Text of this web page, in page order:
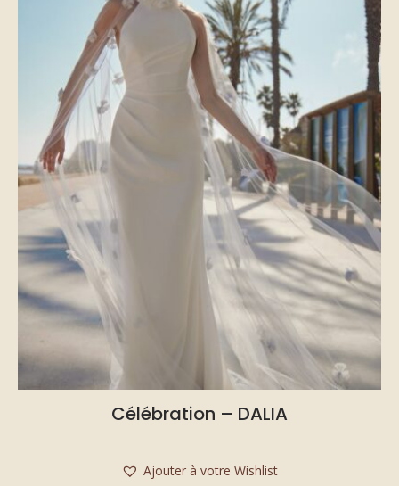
Célébration – DALIA
Ajouter à votre Wishlist